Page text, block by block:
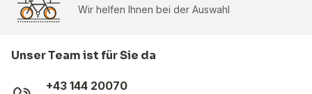
Wir helfen Ihnen bei der Auswahl
Unser Team ist für Sie da
+43 144 20070